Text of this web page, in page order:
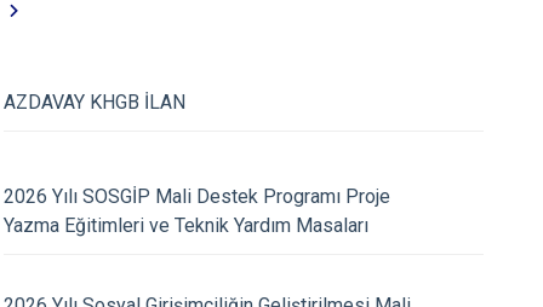
Küre
AZDAVAY KHGB İLAN
2026 Yılı SOSGİP Mali Destek Programı Proje
Yazma Eğitimleri ve Teknik Yardım Masaları